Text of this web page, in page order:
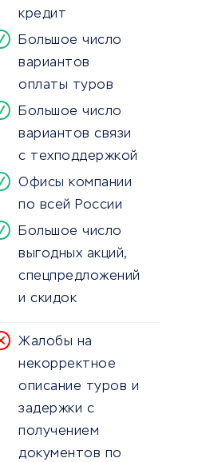
кредит
Большое число
вариантов
оплаты туров
Большое число
вариантов связи
с техподдержкой
Офисы компании
по всей России
Большое число
выгодных акций,
спецпредложений
и скидок
Жалобы на
некорректное
описание туров и
задержки с
получением
документов по